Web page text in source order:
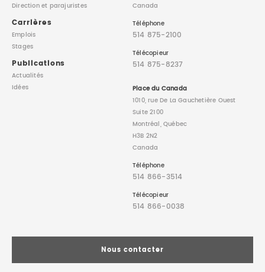
Directionet parajuristes
Carrières
Emplois
Stages
Publications
Actualités
Idées
Canada
Téléphone
514 875-2100
Télécopieur
514 875-8237
Place du Canada
1010, rue De La Gauchetière Ouest
Suite 2100
Montréal, Québec
H3B 2N2
Canada
Téléphone
514 866-3514
Télécopieur
514 866-0038
Nous contacter